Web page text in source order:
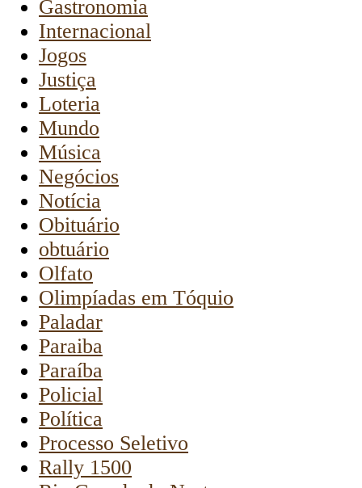
Gastronomia
Internacional
Jogos
Justiça
Loteria
Mundo
Música
Negócios
Notícia
Obituário
obtuário
Olfato
Olimpíadas em Tóquio
Paladar
Paraiba
Paraíba
Policial
Política
Processo Seletivo
Rally 1500